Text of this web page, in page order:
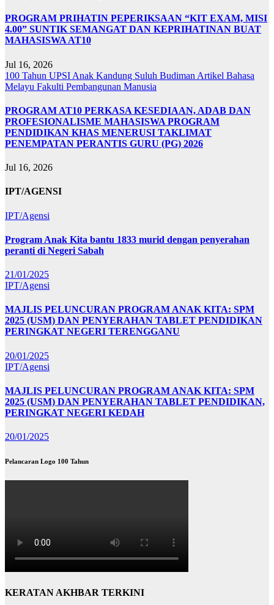
PROGRAM PRIHATIN PEPERIKSAAN “KIT EXAM, MISI
4.00” SUNTIK SEMANGAT DAN KEPRIHATINAN BUAT
MAHASISWA AT10
Jul 16, 2026
100 Tahun UPSI Anak Kandung Suluh Budiman Artikel Bahasa
Melayu Fakulti Pembangunan Manusia
PROGRAM AT10 PERKASA KESEDIAAN, ADAB DAN
PROFESIONALISME MAHASISWA PROGRAM
PENDIDIKAN KHAS MENERUSI TAKLIMAT
PENEMPATAN PERANTIS GURU (PG) 2026
Jul 16, 2026
IPT/AGENSI
IPT/Agensi
Program Anak Kita bantu 1833 murid dengan penyerahan
peranti di Negeri Sabah
21/01/2025
IPT/Agensi
MAJLIS PELUNCURAN PROGRAM ANAK KITA: SPM
2025 (USM) DAN PENYERAHAN TABLET PENDIDIKAN
PERINGKAT NEGERI TERENGGANU
20/01/2025
IPT/Agensi
MAJLIS PELUNCURAN PROGRAM ANAK KITA: SPM
2025 (USM) DAN PENYERAHAN TABLET PENDIDIKAN,
PERINGKAT NEGERI KEDAH
20/01/2025
Pelancaran Logo 100 Tahun
KERATAN AKHBAR TERKINI